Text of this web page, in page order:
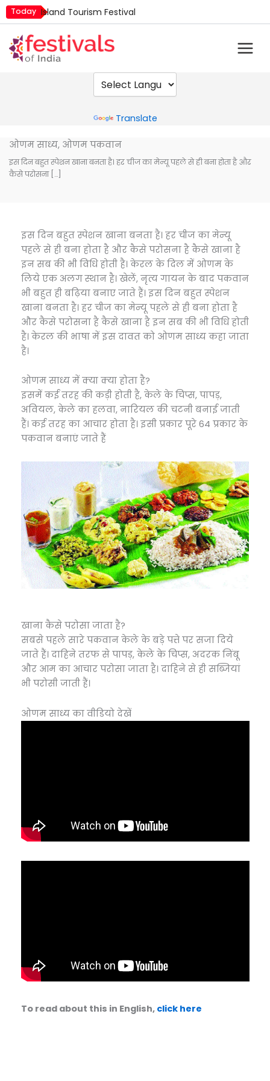
Skip
to
content
Today Island Tourism Festival
Mim Kut
Nashik Kumbh Mela
Nehru Trophy Boat Race
Translate
ओणम साध्य, ओणम पकवान
इस दिन बहुत स्पेशन खाना बनता है। हर चीज का मेन्यू पहले से ही बना होता है और
कैसे परोसना […]
इस दिन बहुत स्पेशन खाना बनता है। हर चीज का मेन्यू
पहले से ही बना होता है और कैसे परोसना है कैसे खाना है
इन सब की भी विधि होती है। केरल के दिल में ओणम के
लिये एक अलग स्थान है। खेलें, नृत्य गायन के बाद पकवान
भी बहुत ही बढ़िया बनाए जाते हैं। इस दिन बहुत स्पेशन
खाना बनता है। हर चीज का मेन्यू पहले से ही बना होता है
और कैसे परोसना है कैसे खाना है इन सब की भी विधि होती
है। केरल की भाषा में इस दावत को ओणम साध्य कहा जाता
है।
ओणम साध्य में क्या क्या होता है?
इसमें कई तरह की कड़ी होती है, केले के चिप्स, पापड़,
अवियल, केले का हलवा, नारियल की चटनी बनाई जाती
हैं। कई तरह का आचार होता है। इसी प्रकार पूरे 64 प्रकार के
पकवान बनाएं जाते हैं
खाना कैसे परोसा जाता है?
सबसे पहले सारे पकवान केले के बड़े पत्ते पर सजा दिये
जाते हैं। दाहिने तरफ से पापड़, केले के चिप्स, अदरक निंबू
और आम का आचार परोसा जाता है। दाहिने से ही सब्जियां
भी परोसी जाती हैं।
ओणम साध्य का वीडियो देखें
To read about this in English, click here